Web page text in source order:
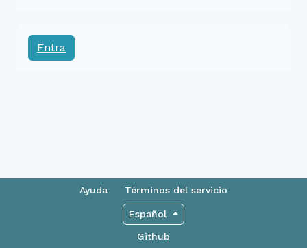
Entra
Ayuda Términos del servicio
Español
Github